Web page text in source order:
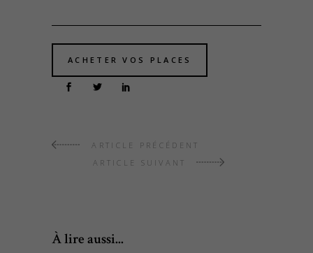
ACHETER VOS PLACES
ARTICLE PRÉCÉDENT
ARTICLE SUIVANT
À lire aussi...